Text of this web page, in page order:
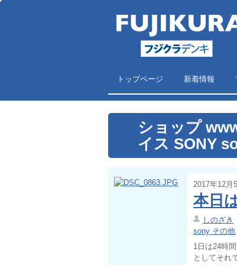
トップページ 新着情報
ショップ
イス SONY
2017年12月
本日
しのざき
sony その他
1日は24時
としてそれ